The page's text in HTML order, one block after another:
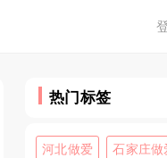
热门标签
河北做爱 石家庄做